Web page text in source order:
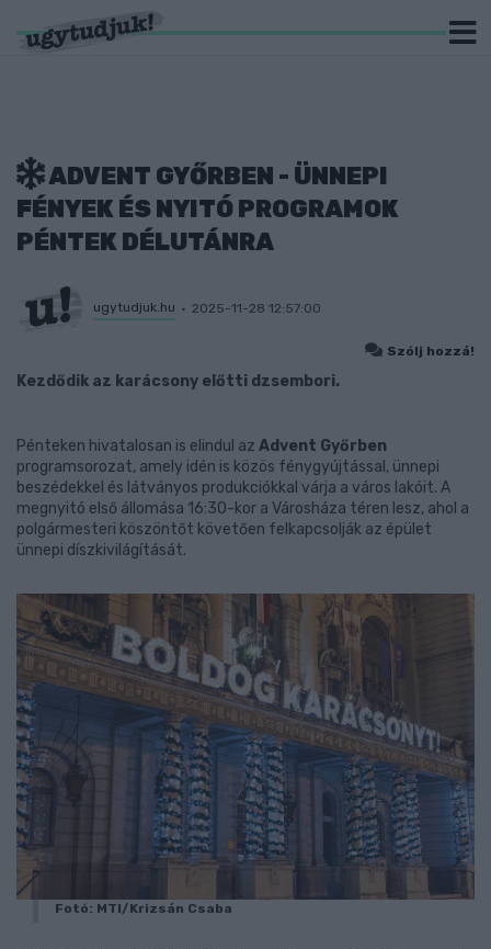
ADVENT GYŐRBEN - ÜNNEPI
FÉNYEK ÉS NYITÓ PROGRAMOK
PÉNTEK DÉLUTÁNRA
ugytudjuk.hu 2025-11-28 12:57:00
Szólj hozzá!
Kezdődik az karácsony előtti dzsembori.
Pénteken hivatalosan is elindul az Advent Győrben
programsorozat, amely idén is közös fénygyújtással, ünnepi
beszédekkel és látványos produkciókkal várja a város lakóit. A
megnyitó első állomása 16:30-kor a Városháza téren lesz, ahol a
polgármesteri köszöntőt követően felkapcsolják az épület
ünnepi díszkivilágítását.
Fotó: MTI/Krizsán Csaba